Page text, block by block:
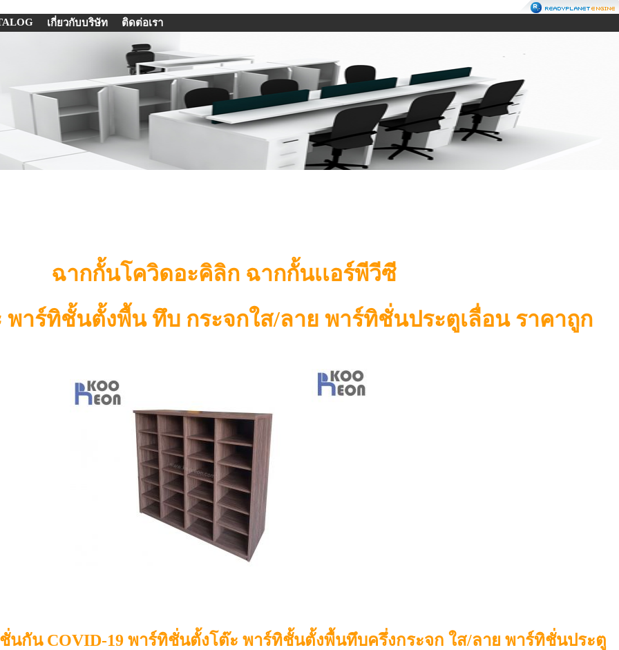
เกี่ยวกับบริษัท ติดต่อเรา
ฉากกั้นโควิดอะคิลิก ฉากกั้นเเอร์พีวีซี
าร์ทิชั้นตั้งพื้น ทึบ กระจกใส/ลาย พาร์ทิชั่นประตูเลื่อน ราคาถูก
นกัน COVID-19 พาร์ทิชั่นตั้งโต๊ะ พาร์ทิชั้นตั้งพื้นทึบครึ่งกระจก ใส/ลาย พาร์ทิชั่นประตู